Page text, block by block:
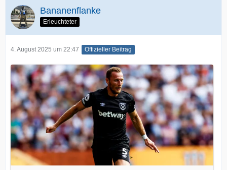
Bananenflanke
Erleuchteter
4. August 2025 um 22:47 Offizieller Beitrag